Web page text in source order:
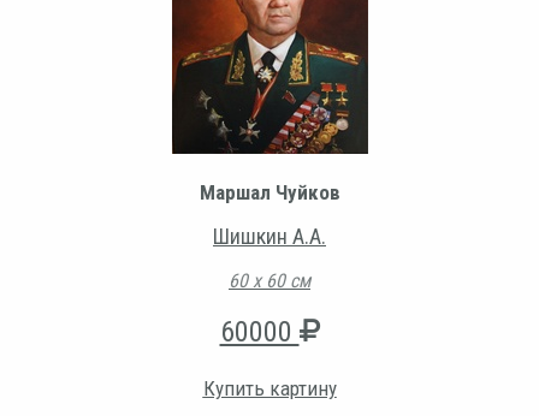
Маршал Чуйков
Шишкин А.А.
60 х 60 см
60000
Купить картину